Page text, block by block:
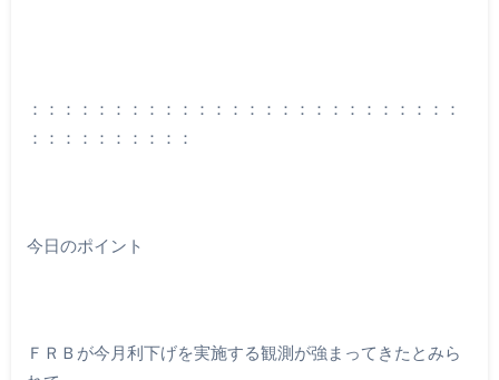
：：：：：：：：：：：：：：：：：：：：：：：：：：
：：：：：：：：：：
今日のポイント
ＦＲＢが今月利下げを実施する観測が強まってきたとみら